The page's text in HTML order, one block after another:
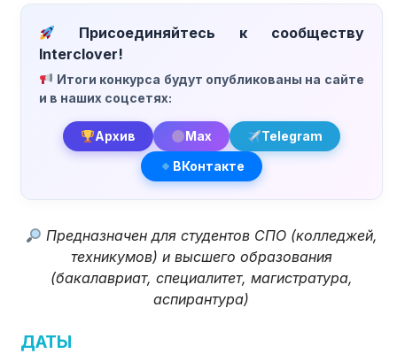
Присоединяйтесь к сообществу
Interclover!
Итоги конкурса будут опубликованы на сайте
и в наших соцсетях:
Архив Max
Telegram
ВКонтакте
Предназначен для студентов СПО (колледжей,
техникумов) и высшего образования
(бакалавриат, специалитет, магистратура,
аспирантура)
ДАТЫ